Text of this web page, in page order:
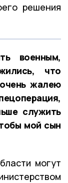
решения
военным,
что
жалею
служить
мой сын
могут